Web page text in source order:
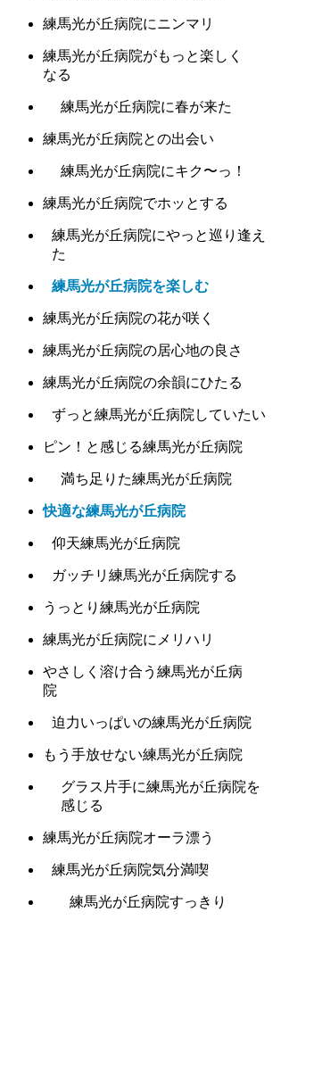
練馬光が丘病院にニンマリ
練馬光が丘病院がもっと楽しく
なる
練馬光が丘病院に春が来た
練馬光が丘病院との出会い
練馬光が丘病院にキク〜っ！
練馬光が丘病院でホッとする
練馬光が丘病院にやっと巡り逢え
た
練馬光が丘病院を楽しむ
練馬光が丘病院の花が咲く
練馬光が丘病院の居心地の良さ
練馬光が丘病院の余韻にひたる
ずっと練馬光が丘病院していたい
ピン！と感じる練馬光が丘病院
満ち足りた練馬光が丘病院
快適な練馬光が丘病院
仰天練馬光が丘病院
ガッチリ練馬光が丘病院する
うっとり練馬光が丘病院
練馬光が丘病院にメリハリ
やさしく溶け合う練馬光が丘病
院
迫力いっぱいの練馬光が丘病院
もう手放せない練馬光が丘病院
グラス片手に練馬光が丘病院を
感じる
練馬光が丘病院オーラ漂う
練馬光が丘病院気分満喫
練馬光が丘病院すっきり